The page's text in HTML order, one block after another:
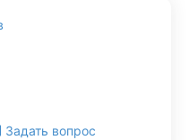
Задать вопрос